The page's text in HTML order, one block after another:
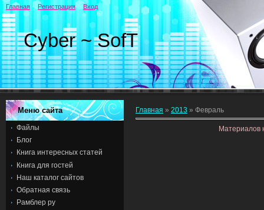
Cyber ~ SofT
Главная Регистрация Вход
Меню сайта
Файлы
Блог
Книга интересных статей
Книга для гостей
Наш каталог сайтов
Обратная связь
Рамблер ру
Главная » 2013 » Февраль
Материалов